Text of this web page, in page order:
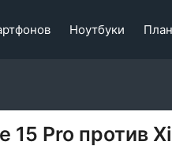
Ноутбуки
15 Pro против